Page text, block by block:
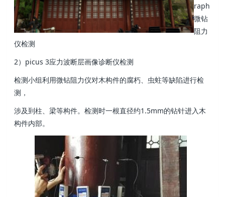
raph
微钻
阻力
仪检测
2）picus 3应力波断层画像诊断仪检测
检测小组利用微钻阻力仪对木构件的腐朽、虫蛀等缺陷进行检
测，
涉及到柱、梁等构件。检测时一根直径约1.5mm的钻针进入木
构件内部。